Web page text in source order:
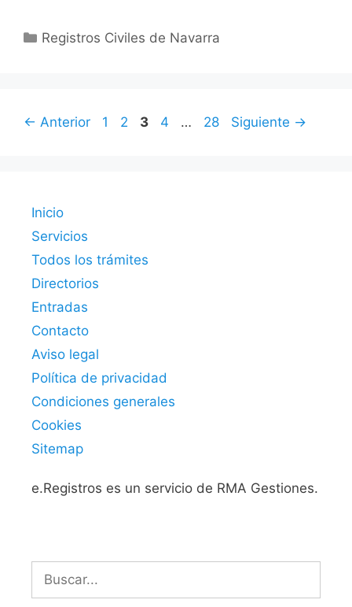
Categorías
Registros Civiles de Navarra
← Anterior Página
1 Página
2 Página
3 Página
4 … Página
28 Siguiente →
Inicio
Servicios
Todos los trámites
Directorios
Entradas
Contacto
Aviso legal
Política de privacidad
Condiciones generales
Cookies
Sitemap
e.Registros es un servicio de RMA Gestiones.
Buscar: